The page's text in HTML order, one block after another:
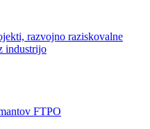
razvojno raziskovalne
industrijo
FTPO